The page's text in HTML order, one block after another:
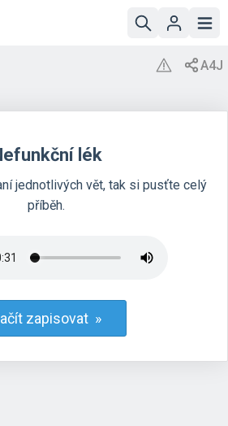
lék
jednotlivých vět, tak si pusťte celý
příběh.
zapisovat »